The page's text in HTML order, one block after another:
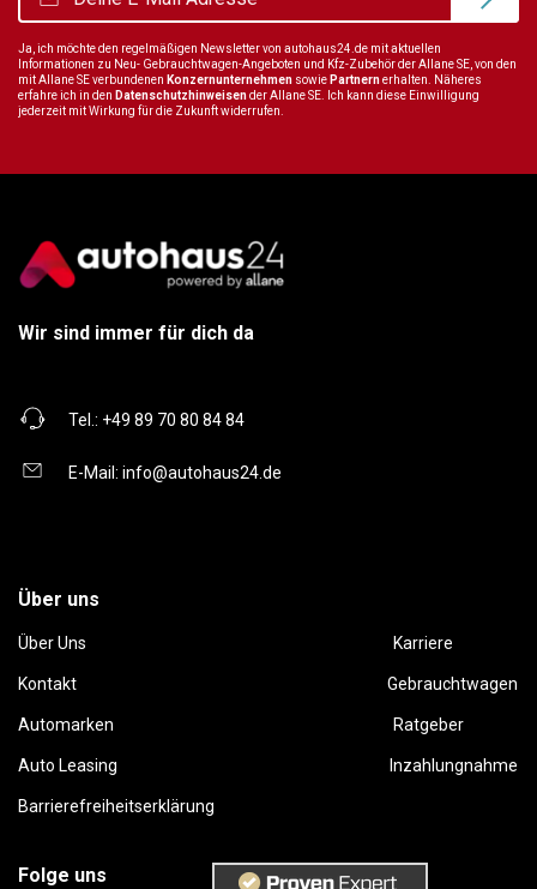
Ja, ich möchte den regelmäßigen Newsletter von autohaus24.de mit aktuellen
Informationen zu Neu- Gebrauchtwagen-Angeboten und Kfz-Zubehör der Allane SE, von den
mit Allane SE verbundenen Konzernunternehmen sowie Partnernerhalten. Näheres
erfahre ich in den Datenschutzhinweisender Allane SE. Ich kann diese Einwilligung
jederzeit mit Wirkung für die Zukunft widerrufen.
Wir sind immer für dich da
Tel.: +49 89 70 80 84 84
E-Mail: info@autohaus24.de
Über uns
Über Uns Karriere
Kontakt Gebrauchtwagen
Automarken Ratgeber
Auto Leasing Inzahlungnahme
Barrierefreiheitserklärung
Folge uns